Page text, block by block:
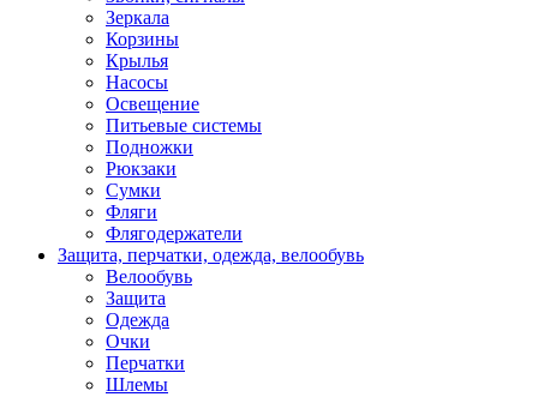
Зеркала
Корзины
Крылья
Насосы
Освещение
Питьевые системы
Подножки
Рюкзаки
Сумки
Фляги
Флягодержатели
Защита, перчатки, одежда, велообувь
Велообувь
Защита
Одежда
Очки
Перчатки
Шлемы